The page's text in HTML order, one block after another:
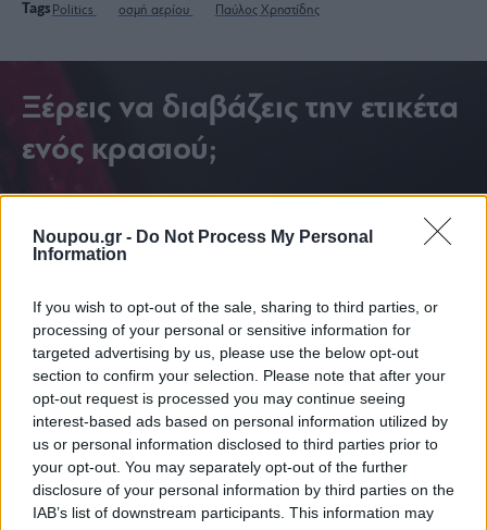
Noupou.gr - Do Not Process My Personal
Information
If you wish to opt-out of the sale, sharing to third parties, or
processing of your personal or sensitive information for
targeted advertising by us, please use the below opt-out
section to confirm your selection. Please note that after your
opt-out request is processed you may continue seeing
interest-based ads based on personal information utilized by
us or personal information disclosed to third parties prior to
your opt-out. You may separately opt-out of the further
disclosure of your personal information by third parties on the
IAB’s list of downstream participants. This information may
Tags Politics οσμή αερίου Παύλος Χρηστίδης
Ξέρεις να διαβάζεις την ετικέτα
ενός κρασιού;